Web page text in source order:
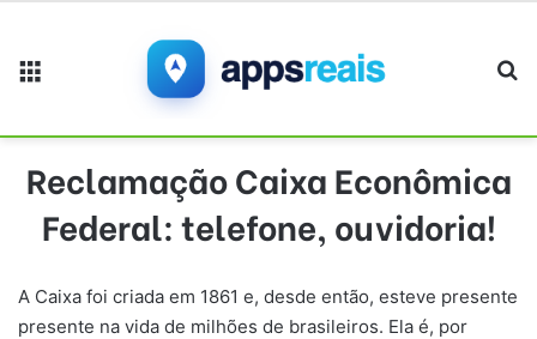
Reclamação Caixa Econômica
Federal: telefone, ouvidoria!
A Caixa foi criada em 1861 e, desde então, esteve presente
presente na vida de milhões de brasileiros. Ela é, por